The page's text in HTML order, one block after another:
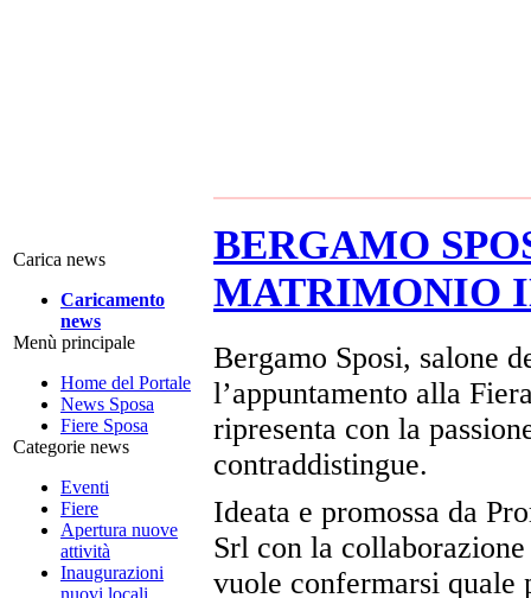
Carica news
Caricamento
news
Menù principale
Home del Portale
News Sposa
Fiere Sposa
Categorie news
Eventi
Fiere
Apertura nuove
attività
Inaugurazioni
nuovi locali
BERGAMO
MATRIMONIO
Bergamo Sposi, salone
l’appuntamento alla
ripresenta con la
contraddistingue.
Ideata e promossa da
Srl con la
vuole confermarsi